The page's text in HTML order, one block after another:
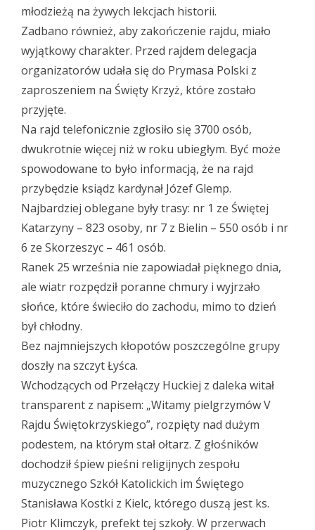
młodzieżą na żywych lekcjach historii.
Zadbano również, aby zakończenie rajdu, miało
wyjątkowy charakter. Przed rajdem delegacja
organizatorów udała się do Prymasa Polski z
zaproszeniem na Święty Krzyż, które zostało
przyjęte.
Na rajd telefonicznie zgłosiło się 3700 osób,
dwukrotnie więcej niż w roku ubiegłym. Być może
spowodowane to było informacją, że na rajd
przybędzie ksiądz kardynał Józef Glemp.
Najbardziej oblegane były trasy: nr 1 ze Świętej
Katarzyny – 823 osoby, nr 7 z Bielin – 550 osób i nr
6 ze Skorzeszyc – 461 osób.
Ranek 25 września nie zapowiadał pięknego dnia,
ale wiatr rozpędził poranne chmury i wyjrzało
słońce, które świeciło do zachodu, mimo to dzień
był chłodny.
Bez najmniejszych kłopotów poszczególne grupy
doszły na szczyt Łyśca.
Wchodzących od Przełączy Huckiej z daleka witał
transparent z napisem: „Witamy pielgrzymów V
Rajdu Świętokrzyskiego”, rozpięty nad dużym
podestem, na którym stał ołtarz. Z głośników
dochodził śpiew pieśni religijnych zespołu
muzycznego Szkół Katolickich im Świętego
Stanisława Kostki z Kielc, którego duszą jest ks.
Piotr Klimczyk, prefekt tej szkoły. W przerwach